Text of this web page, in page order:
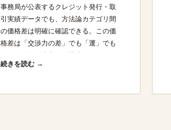
事務局が公表するクレジット発行・取
引実績データでも、方法論カテゴリ間
の価格差は明確に確認できる。この価
格差は「交渉力の差」でも「運」でも
ない。価格を決定する構造的な要因が
存在し、それを理解しているかどうか
続きを読む →